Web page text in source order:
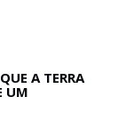
A TERRA
UM